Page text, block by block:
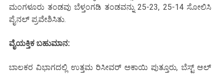
ಮಂಗಳೂರು ತಂಡವು ಬೆಳ್ತಂಗಡಿ ತಂಡವನ್ನು 25-23, 25-14 ಸೋಲಿಸಿ
ಪೈನಲ್ ಪ್ರವೇಶಿಸಿತು.
ವೈಯಕ್ತಿಕ ಬಹುಮಾನ:
ಬಾಲಕರ ವಿಭಾಗದಲ್ಲಿ ಉತ್ತಮ ರಿಸೀವರ್ ಅಕಾಯಿ ಪುತ್ತೂರು, ಬೆಸ್ಟ್ ಆಲ್